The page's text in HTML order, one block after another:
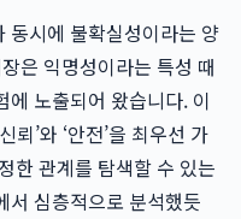
동시에 불확실성이라는 양
은 익명성이라는 특성 때
에 노출되어 왔습니다. 이
뢰’와 ‘안전’을 최우선 가
한 관계를 탐색할 수 있는
서 심층적으로 분석했듯